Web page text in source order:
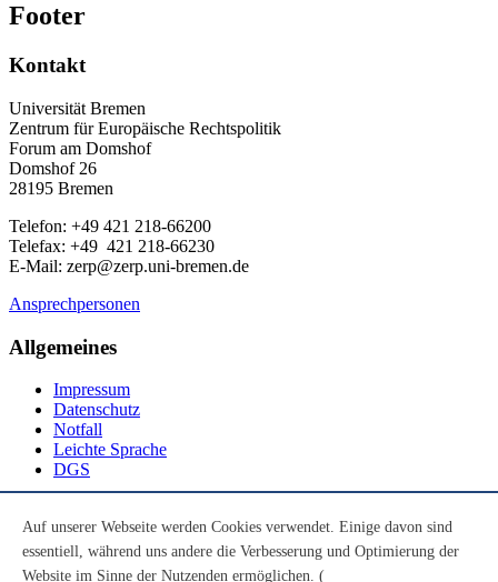
Footer
Kontakt
Universität Bremen
Zentrum für Europäische Rechtspolitik
Forum am Domshof
Domshof 26
28195 Bremen
Telefon: +49 421 218-66200
Telefax: +49 421 218-66230
E-Mail: zerp@zerp.uni-bremen.de
Ansprechpersonen
Allgemeines
Impressum
Datenschutz
Notfall
Leichte Sprache
DGS
Youtube
Instagram
Auf unserer Webseite werden Cookies verwendet. Einige davon sind
essentiell, während uns andere die Verbesserung und Optimierung der
Website im Sinne der Nutzenden ermöglichen. (